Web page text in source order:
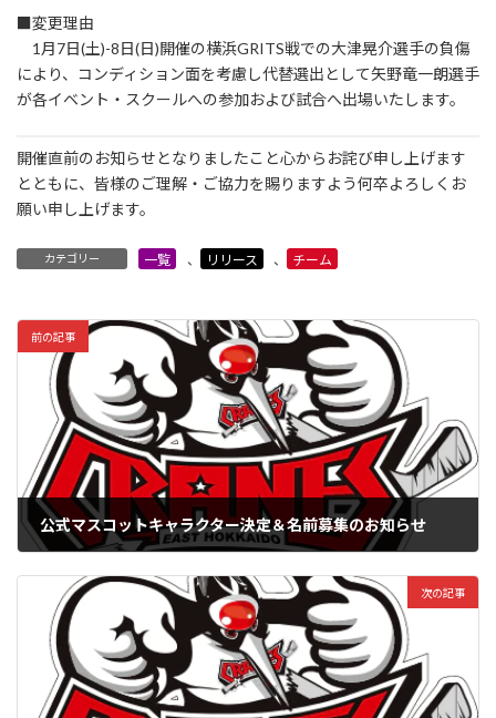
■変更理由
1月7日(土)-8日(日)開催の横浜GRITS戦での大津晃介選手の負傷
により、コンディション面を考慮し代替選出として矢野竜一朗選手
が各イベント・スクールへの参加および試合へ出場いたします。
開催直前のお知らせとなりましたこと心からお詫び申し上げます
とともに、皆様のご理解・ご協力を賜りますよう何卒よろしくお
願い申し上げます。
カテゴリー 一覧 、 リリース 、 チーム
前の記事
公式マスコットキャラクター決定＆名前募集のお知らせ
次の記事